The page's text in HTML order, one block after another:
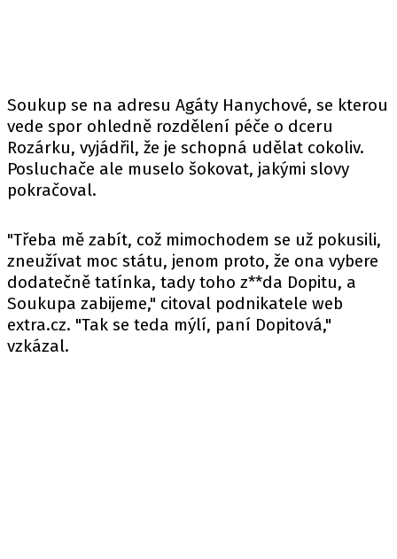
Soukup se na adresu Agáty Hanychové, se kterou
vede spor ohledně rozdělení péče o dceru
Rozárku, vyjádřil, že je schopná udělat cokoliv.
Posluchače ale muselo šokovat, jakými slovy
pokračoval.
"Třeba mě zabít, což mimochodem se už pokusili,
zneužívat moc státu, jenom proto, že ona vybere
dodatečně tatínka, tady toho z**da Dopitu, a
Soukupa zabijeme," citoval podnikatele web
extra.cz. "Tak se teda mýlí, paní Dopitová,"
vzkázal.